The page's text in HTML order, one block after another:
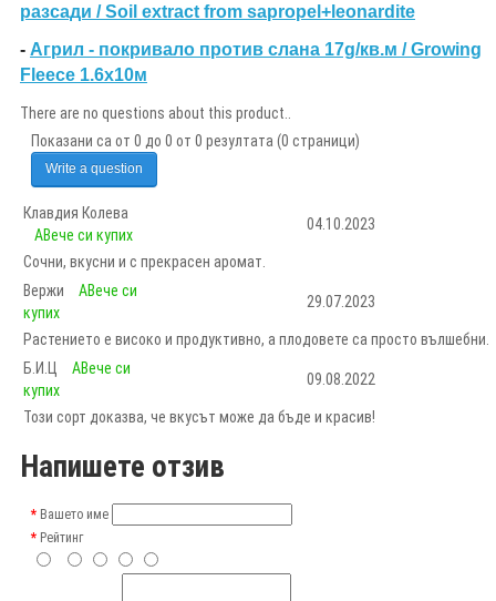
разсади / Soil extract from sapropel+leonardite
- Агрил - покривало против слана 17g/кв.м / Growing
Fleece 1.6х10м
There are no questions about this product..
Показани са от 0 до 0 от 0 резултата (0 страници)
Write a question
Клавдия Колева
AВече си купих
04.10.2023
Сочни, вкусни и с прекрасен аромат.
Вержи
AВече си
купих
29.07.2023
Растението е високо и продуктивно, а плодовете са просто вълшебни.
Б.И.Ц
AВече си
купих
09.08.2022
Този сорт доказва, че вкусът може да бъде и красив!
Напишете отзив
Вашето име
Рейтинг